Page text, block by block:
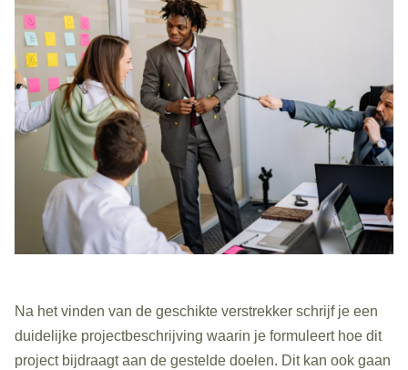
Na het vinden van de geschikte verstrekker schrijf je een
duidelijke projectbeschrijving waarin je formuleert hoe dit
project bijdraagt aan de gestelde doelen. Dit kan ook gaan